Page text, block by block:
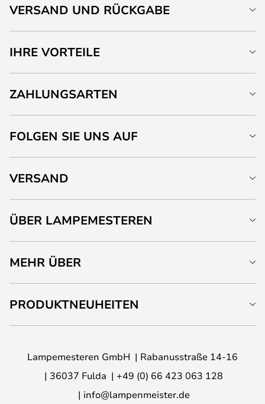
VERSAND UND RÜCKGABE
IHRE VORTEILE
ZAHLUNGSARTEN
FOLGEN SIE UNS AUF
VERSAND
ÜBER LAMPEMESTEREN
MEHR ÜBER
PRODUKTNEUHEITEN
Lampemesteren GmbH
Rabanusstraße 14-16
36037 Fulda
+49 (0) 66 423 063 128
info@lampenmeister.de